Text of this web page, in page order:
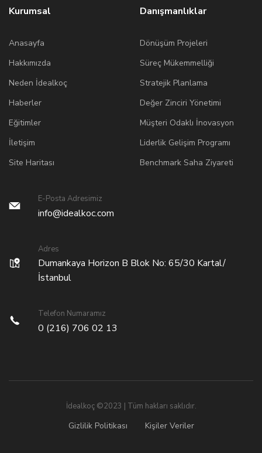
Kurumsal
Anasayfa
Hakkımızda
Neden İdealkoç
Haberler
Eğitimler
İletişim
Site Haritası
Danışmanlıklar
Dönüşüm Projeleri
Süreç Mükemmelliği
Stratejik Planlama
Değer Zinciri Yönetimi
Müşteri Odaklı İnovasyon
Liderlik Gelişim Programı
Benchmark Saha Ziyareti
E-Posta Adresimiz
info@idealkoc.com
Adres
Dumankaya Horizon B Blok No: 65/30 Kartal/
İstanbul
Telefon Numaramız
0 (216) 706 02 13
İdealkoç ©2023 | Tüm hakları saklıdır.
Gizlilik Politikası Kişiler Veriler